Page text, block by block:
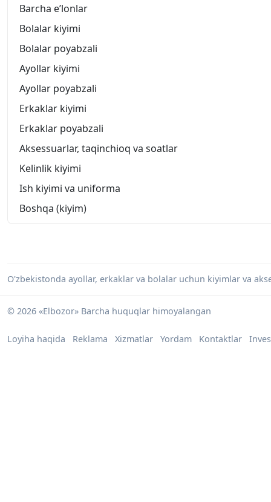
Barcha eʼlonlar
Bolalar kiyimi
Bolalar poyabzali
Ayollar kiyimi
Ayollar poyabzali
Erkaklar kiyimi
Erkaklar poyabzali
Aksessuarlar, taqinchioq va soatlar
Kelinlik kiyimi
Ish kiyimi va uniforma
Boshqa (kiyim)
O'zbekistonda ayollar, erkaklar va bolalar uchun kiyimlar va
© 2026 «Elbozor» Barcha huquqlar himoyalangan
Loyiha haqida Reklama Xizmatlar Yordam Kontaktlar